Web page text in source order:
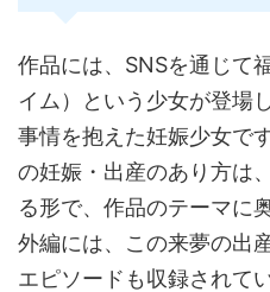
作品には、SNSを通じて
イム）という少女が登場
事情を抱えた妊娠少女で
の妊娠・出産のあり方は
る形で、作品のテーマに
外編には、この来夢の出
エピソードも収録されて